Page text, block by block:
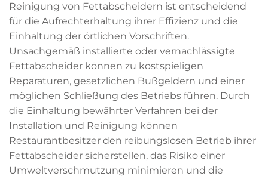
Reinigung von Fettabscheidern ist entscheidend
für die Aufrechterhaltung ihrer Effizienz und die
Einhaltung der örtlichen Vorschriften.
Unsachgemäß installierte oder vernachlässigte
Fettabscheider können zu kostspieligen
Reparaturen, gesetzlichen Bußgeldern und einer
möglichen Schließung des Betriebs führen. Durch
die Einhaltung bewährter Verfahren bei der
Installation und Reinigung können
Restaurantbesitzer den reibungslosen Betrieb ihrer
Fettabscheider sicherstellen, das Risiko einer
Umweltverschmutzung minimieren und die